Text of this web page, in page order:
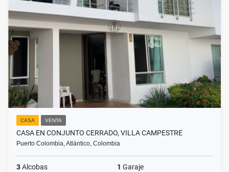
CASA VENTA
CASA EN CONJUNTO CERRADO, VILLA CAMPESTRE
Puerto Colombia, Atlántico, Colombia
3Alcobas 1 Garaje